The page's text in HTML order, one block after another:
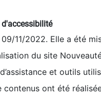
11/2022. Elle a été
du site
et outils
ont été